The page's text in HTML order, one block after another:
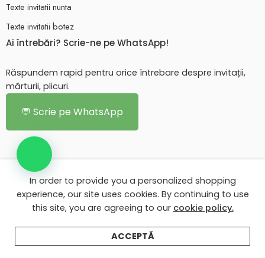
Texte invitatii nunta
Texte invitatii botez
Ai întrebări? Scrie-ne pe WhatsApp!
Răspundem rapid pentru orice întrebare despre invitații,
mărturii, plicuri.
💬 Scrie pe WhatsApp
© 2026 - Toate drepturile rezervate. eMarturii.ro!
Contul meu eMarturii Despre eMarturii Texte invitatii nunta
Texte invitatii botez
In order to provide you a personalized shopping
experience, our site uses cookies. By continuing to use
this site, you are agreeing to our cookie policy.
ACCEPTĂ